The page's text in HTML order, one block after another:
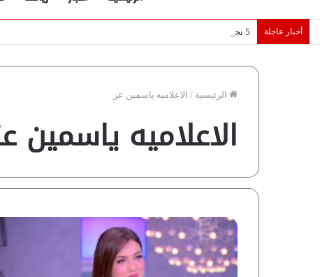
أخبار عاجلة 5 نجوم عرب يخطفون الأضواء بسوق الانتقالات الأوروبية 2026.. “رؤية” تكشف التفاصيل | إنفوجراف
الرئيسية / الاعلاميه ياسمين عز
الاعلاميه ياسمين